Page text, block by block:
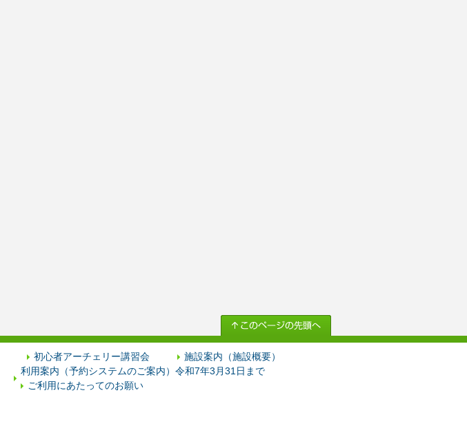
初心者アーチェリー講習会
施設案内（施設概要）
利用案内（予約システムのご案内）令和7年3月31日まで
ご利用にあたってのお願い